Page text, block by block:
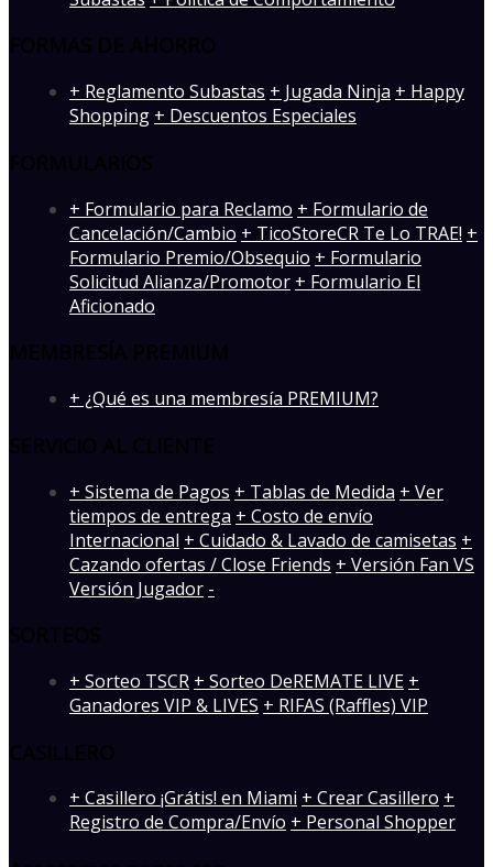
+ Reglamento Subastas + Jugada Ninja + Happy
Shopping + Descuentos Especiales
+ Formulario para Reclamo + Formulario de
Cancelación/Cambio + TicoStoreCR Te Lo TRAE! +
Formulario Premio/Obsequio + Formulario
Solicitud Alianza/Promotor + Formulario El
Aficionado
+ ¿Qué es una membresía PREMIUM?
+ Sistema de Pagos + Tablas de Medida + Ver
tiempos de entrega + Costo de envío
Internacional + Cuidado & Lavado de camisetas +
Cazando ofertas / Close Friends + Versión Fan VS
Versión Jugador -
+ Sorteo TSCR + Sorteo DeREMATE LIVE +
Ganadores VIP & LIVES + RIFAS (Raffles) VIP
+ Casillero ¡Grátis! en Miami + Crear Casillero +
Registro de Compra/Envío + Personal Shopper